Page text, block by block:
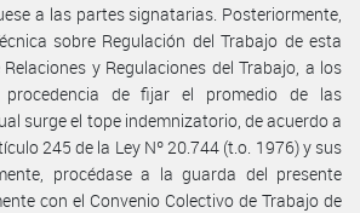
a las partes signatarias. Posteriormente,
sobre Regulación del Trabajo de esta
y Regulaciones del Trabajo, a los
de fijar el promedio de las
surge el tope indemnizatorio, de acuerdo a
245 de la Ley Nº 20.744 (t.o. 1976) y sus
procédase a la guarda del presente
con el Convenio Colectivo de Trabajo de